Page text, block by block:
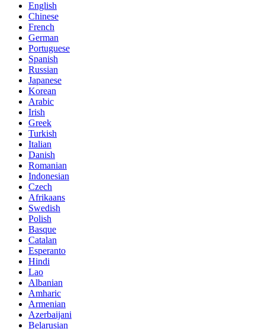
English
Chinese
French
German
Portuguese
Spanish
Russian
Japanese
Korean
Arabic
Irish
Greek
Turkish
Italian
Danish
Romanian
Indonesian
Czech
Afrikaans
Swedish
Polish
Basque
Catalan
Esperanto
Hindi
Lao
Albanian
Amharic
Armenian
Azerbaijani
Belarusian